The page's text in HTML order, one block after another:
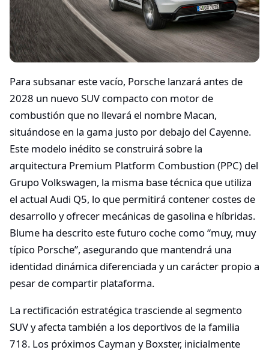
Para subsanar este vacío, Porsche lanzará antes de
2028 un nuevo SUV compacto con motor de
combustión que no llevará el nombre Macan,
situándose en la gama justo por debajo del Cayenne.
Este modelo inédito se construirá sobre la
arquitectura Premium Platform Combustion (PPC) del
Grupo Volkswagen, la misma base técnica que utiliza
el actual Audi Q5, lo que permitirá contener costes de
desarrollo y ofrecer mecánicas de gasolina e híbridas.
Blume ha descrito este futuro coche como “muy, muy
típico Porsche”, asegurando que mantendrá una
identidad dinámica diferenciada y un carácter propio a
pesar de compartir plataforma.
La rectificación estratégica trasciende al segmento
SUV y afecta también a los deportivos de la familia
718. Los próximos Cayman y Boxster, inicialmente